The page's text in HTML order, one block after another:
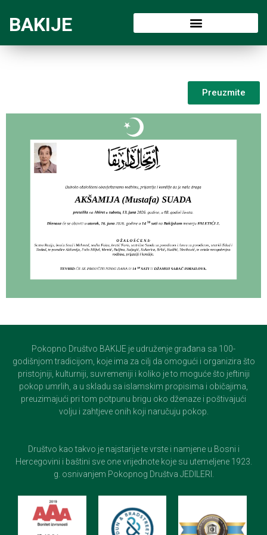
BAKIJE
Preuzmite
Pokopno Društvo BAKIJE je udruženje građana sa 100-
godišnjom tradicijom, koje ima za cilj da omogući i organizira što
pristojniji, kulturniji, suvremeniji i koliko je to moguće što jeftiniji
pokop umrlih, a u skladu sa islamskim propisima i običajima,
preuzimajući pri tom potpunu brigu oko dženaze i poštivajući
volju i zahtjeve onih koji naručuju pokop.
Društvo kao takvo je najstarije te vrste i namjene u Bosni i
Hercegovini i baštini sve one vrijednote koje su utemeljene 1923.
g. osnivanjem Pokopnog Društva JEDILERI.